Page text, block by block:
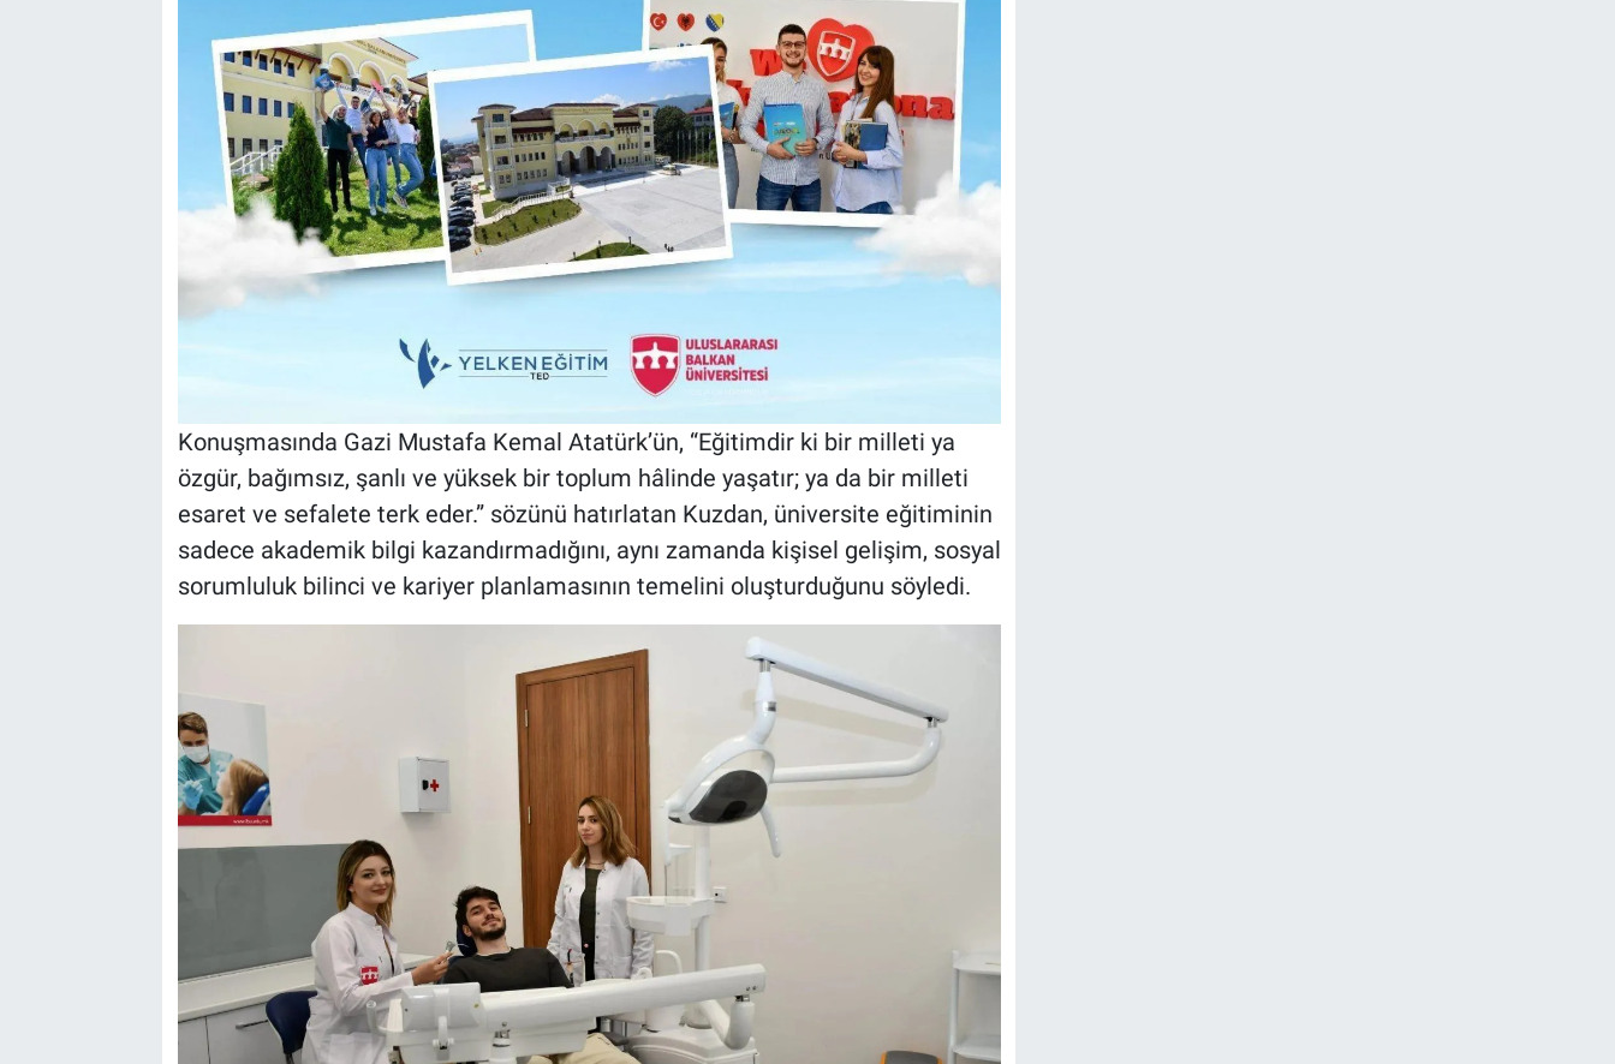
Konuşmasında Gazi Mustafa Kemal Atatürk’ün, “Eğitimdir ki bir milleti ya
özgür, bağımsız, şanlı ve yüksek bir toplum hâlinde yaşatır; ya da bir milleti
esaret ve sefalete terk eder.” sözünü hatırlatan Kuzdan, üniversite eğitiminin
sadece akademik bilgi kazandırmadığını, aynı zamanda kişisel gelişim, sosyal
sorumluluk bilinci ve kariyer planlamasının temelini oluşturduğunu söyledi.